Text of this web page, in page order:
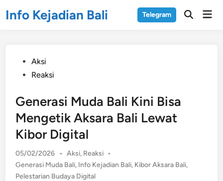
toInfo Kejadian Bali Telegram
Open
PostedAksi
Reaksi
Generasi Muda Bali Kini Bisa
Mengetik Aksara Bali Lewat
Kibor Digital
05/02/2026 • Posted
in
Aksi, Reaksi •
Generasi Muda Bali, Info Kejadian Bali, Kibor Aksara Bali,
Pelestarian Budaya Digital